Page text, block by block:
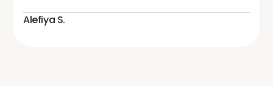
Alefiya S.